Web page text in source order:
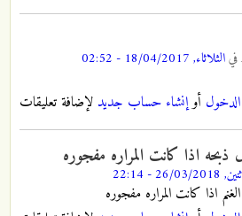
فيالثلاثاء, 18/04/2017 - 02:52
أوإنشاء حساب جديد لإضافة تعليقات
ذبحه اذا كانت المراره مفجوره
2018 - 22:14
اذا كانت المراره مفجوره